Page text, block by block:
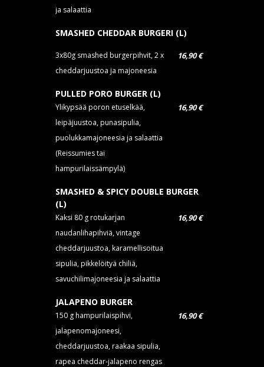
ja salaattia
SMASHED CHEDDAR BURGERI (L)
3x80g smashed burgerpihvit, 2 x
cheddarjuustoa ja majoneesia
16,90 €
PULLED PORO BURGER (L)
Ylikypsää poron etuselkää,
leipäjuustoa, punasipulia,
puolukkamajoneesia ja salaattia
(Reissumies tai
hampurilaissämpylä)
16,90 €
SMASHED & SPICY DOUBLE BURGER
(L)
Kaksi 80 g rotukarjan
naudanlihapihviä, vintage
cheddarjuustoa, karamellisoitua
sipulia, pikkelöityä chiliä,
savuchilimajoneesia ja salaattia
16,90 €
JALAPENO BURGER
150 g hampurilaispihvi,
jalapenomajoneesi,
cheddarjuustoa, raakaa sipulia,
rapea cheddar-jalapeno rengas
16,90 €